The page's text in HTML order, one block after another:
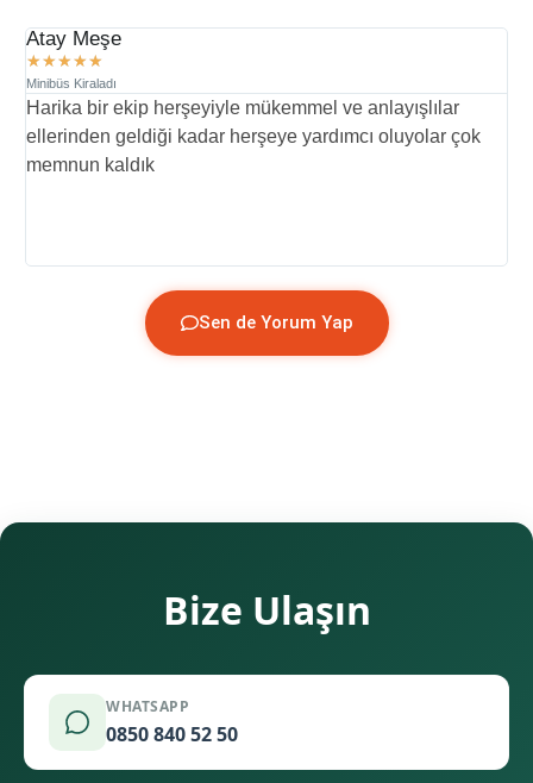
Atay Meşe
★★★★★
Minibüs Kiraladı
Harika bir ekip herşeyiyle mükemmel ve anlayışlılar
ellerinden geldiği kadar herşeye yardımcı oluyolar çok
memnun kaldık
Sen de Yorum Yap
Bize Ulaşın
WHATSAPP
0850 840 52 50